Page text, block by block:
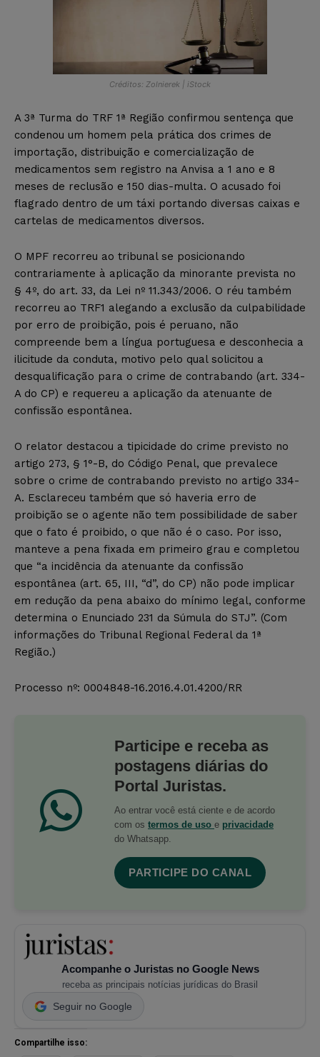
Créditos: Zolnierek | iStock
A 3ª Turma do TRF 1ª Região confirmou sentença que
condenou um homem pela prática dos crimes de
importação, distribuição e comercialização de
medicamentos sem registro na Anvisa a 1 ano e 8
meses de reclusão e 150 dias-multa. O acusado foi
flagrado dentro de um táxi portando diversas caixas e
cartelas de medicamentos diversos.
O MPF recorreu ao tribunal se posicionando
contrariamente à aplicação da minorante prevista no
§ 4º, do art. 33, da Lei nº 11.343/2006. O réu também
recorreu ao TRF1 alegando a exclusão da culpabilidade
por erro de proibição, pois é peruano, não
compreende bem a língua portuguesa e desconhecia a
ilicitude da conduta, motivo pelo qual solicitou a
desqualificação para o crime de contrabando (art. 334-
A do CP) e requereu a aplicação da atenuante de
confissão espontânea.
O relator destacou a tipicidade do crime previsto no
artigo 273, § 1°-B, do Código Penal, que prevalece
sobre o crime de contrabando previsto no artigo 334-
A. Esclareceu também que só haveria erro de
proibição se o agente não tem possibilidade de saber
que o fato é proibido, o que não é o caso. Por isso,
manteve a pena fixada em primeiro grau e completou
que “a incidência da atenuante da confissão
espontânea (art. 65, III, “d”, do CP) não pode implicar
em redução da pena abaixo do mínimo legal, conforme
determina o Enunciado 231 da Súmula do STJ”. (Com
informações do Tribunal Regional Federal da 1ª
Região.)
Processo nº: 0004848-16.2016.4.01.4200/RR
Participe e receba as
postagens diárias do
Portal Juristas.
Ao entrar você está ciente e de acordo
com os termos de uso e privacidade
do Whatsapp.
PARTICIPE DO CANAL
Acompanhe o Juristas no Google News
receba as principais notícias jurídicas do Brasil
Seguir no Google
Compartilhe isso: